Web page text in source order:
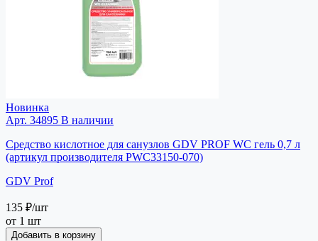
Новинка
Арт. 34895 В наличии
Средство кислотное для санузлов GDV PROF WC гель 0,7 л
(артикул производителя PWC33150-070)
GDV Prof
135 ₽/шт
от 1 шт
Добавить в корзину